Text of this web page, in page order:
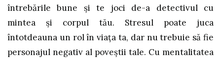
întrebările bune şi te joci de-a detectivul cu
mintea şi corpul tău. Stresul poate juca
întotdeauna un rol în viaţa ta, dar nu trebuie să fie
personajul negativ al poveştii tale. Cu mentalitatea